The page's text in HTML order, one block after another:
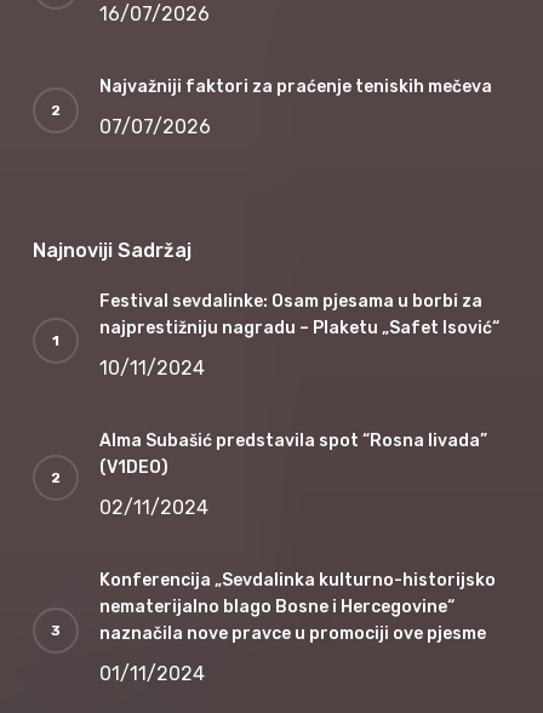
16/07/2026
Najvažniji faktori za praćenje teniskih mečeva
07/07/2026
Najnoviji Sadržaj
Festival sevdalinke: Osam pjesama u borbi za
najprestižniju nagradu – Plaketu „Safet Isović“
10/11/2024
Alma Subašić predstavila spot “Rosna livada”
(V1DEO)
02/11/2024
Konferencija „Sevdalinka kulturno-historijsko
nematerijalno blago Bosne i Hercegovine“
naznačila nove pravce u promociji ove pjesme
01/11/2024